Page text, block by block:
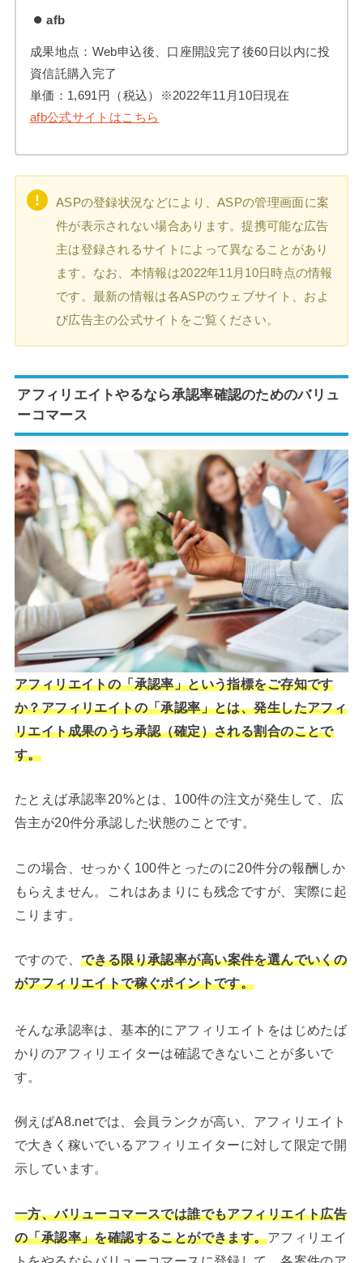
afb
成果地点：Web申込後、口座開設完了後60日以内に投
資信託購入完了
単価：1,691円（税込）※2022年11月10日現在
afb公式サイトはこちら
ASPの登録状況などにより、ASPの管理画面に案
件が表示されない場合あります。提携可能な広告
主は登録されるサイトによって異なることがあり
ます。なお、本情報は2022年11月10日時点の情報
です。最新の情報は各ASPのウェブサイト、およ
び広告主の公式サイトをご覧ください。
アフィリエイトやるなら承認率確認のためのバリュ
ーコマース
アフィリエイトの「承認率」という指標をご存知です
か？アフィリエイトの「承認率」とは、発生したアフィ
リエイト成果のうち承認（確定）される割合のことで
す。
たとえば承認率20%とは、100件の注文が発生して、広
告主が20件分承認した状態のことです。
この場合、せっかく100件とったのに20件分の報酬しか
もらえません。これはあまりにも残念ですが、実際に起
こります。
ですので、 できる限り承認率が高い案件を選んでいくの
がアフィリエイトで稼ぐポイントです。
そんな承認率は、基本的にアフィリエイトをはじめたば
かりのアフィリエイターは確認できないことが多いで
す。
例えばA8.netでは、会員ランクが高い、アフィリエイト
で大きく稼いでいるアフィリエイターに対して限定で開
示しています。
一方、バリューコマースでは誰でもアフィリエイト広告
の「承認率」を確認することができます。アフィリエイ